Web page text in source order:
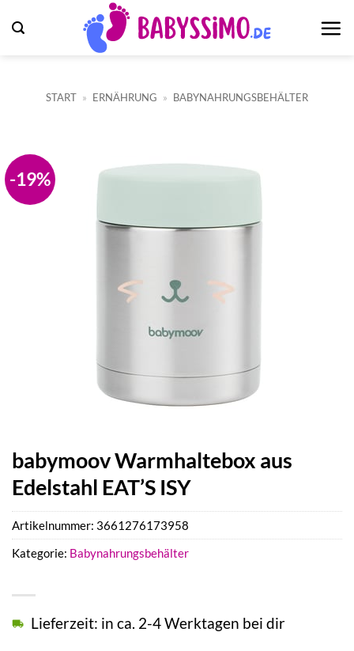
Inhalt
START » ERNÄHRUNG » BABYNAHRUNGSBEHÄLTER
-19%
babymoov Warmhaltebox aus
Edelstahl EAT’S ISY
Lieferzeit: in ca. 2-4 Werktagen bei dir
Artikelnummer: 3661276173958
Kategorie: Babynahrungsbehälter